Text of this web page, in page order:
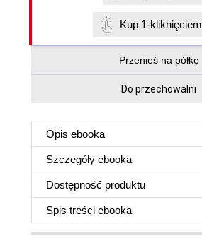
Kup 1-kliknięciem
Przenieś na półkę
Do przechowalni
Opis ebooka
Szczegóły ebooka
Dostępność produktu
Spis treści ebooka